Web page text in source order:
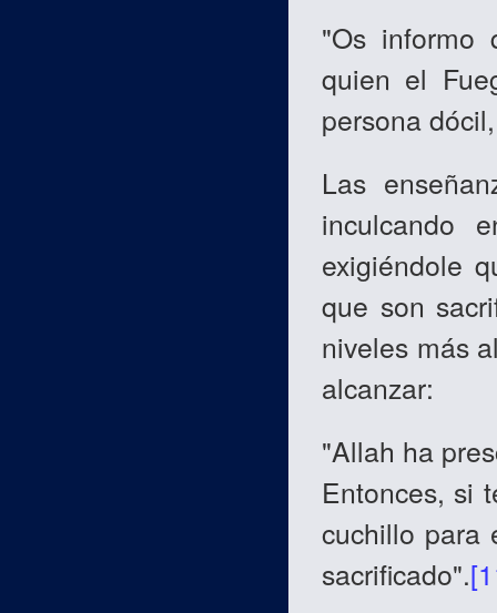
"Os informo
quien el
persona
Las
inculcando
exigiéndole
que son
niveles más
alcanzar:
"Allah ha
Entonces, si
cuchillo para
sacrificado".